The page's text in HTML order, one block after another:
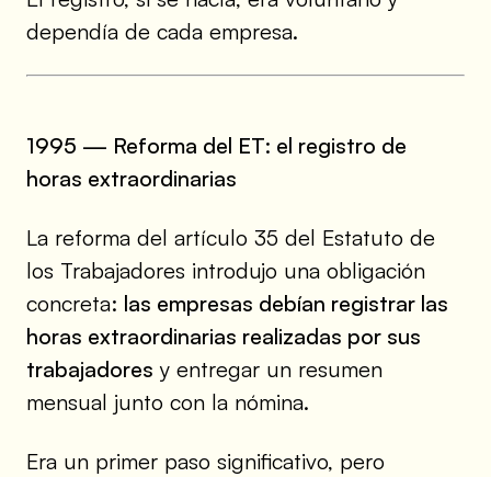
dependía de cada empresa.
1995 — Reforma del ET: el registro de
horas extraordinarias
La reforma del artículo 35 del Estatuto de
los Trabajadores introdujo una obligación
concreta: las empresas debían registrar las
horas extraordinarias realizadas por sus
trabajadores y entregar un resumen
mensual junto con la nómina.
Era un primer paso significativo, pero